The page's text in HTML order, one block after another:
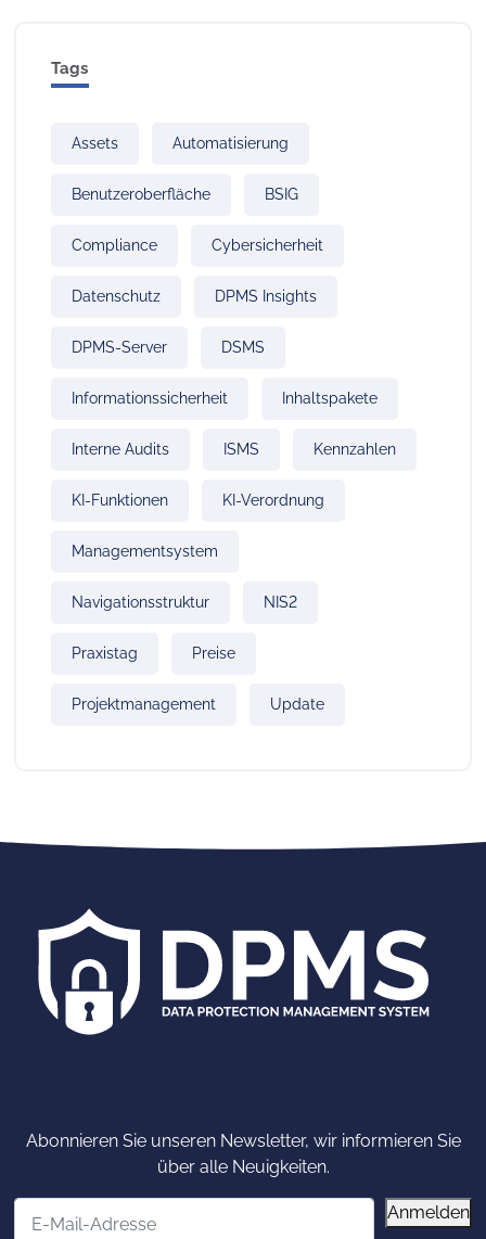
Tags
Assets Automatisierung
Benutzeroberfläche BSIG
Compliance Cybersicherheit
Datenschutz DPMS Insights
DPMS-Server DSMS
Informationssicherheit Inhaltspakete
Interne Audits ISMS Kennzahlen
KI-Funktionen KI-Verordnung
Managementsystem
Navigationsstruktur NIS2
Praxistag Preise
Projektmanagement Update
Abonnieren Sie unseren Newsletter, wir informieren Sie
über alle Neuigkeiten.
Anmelden